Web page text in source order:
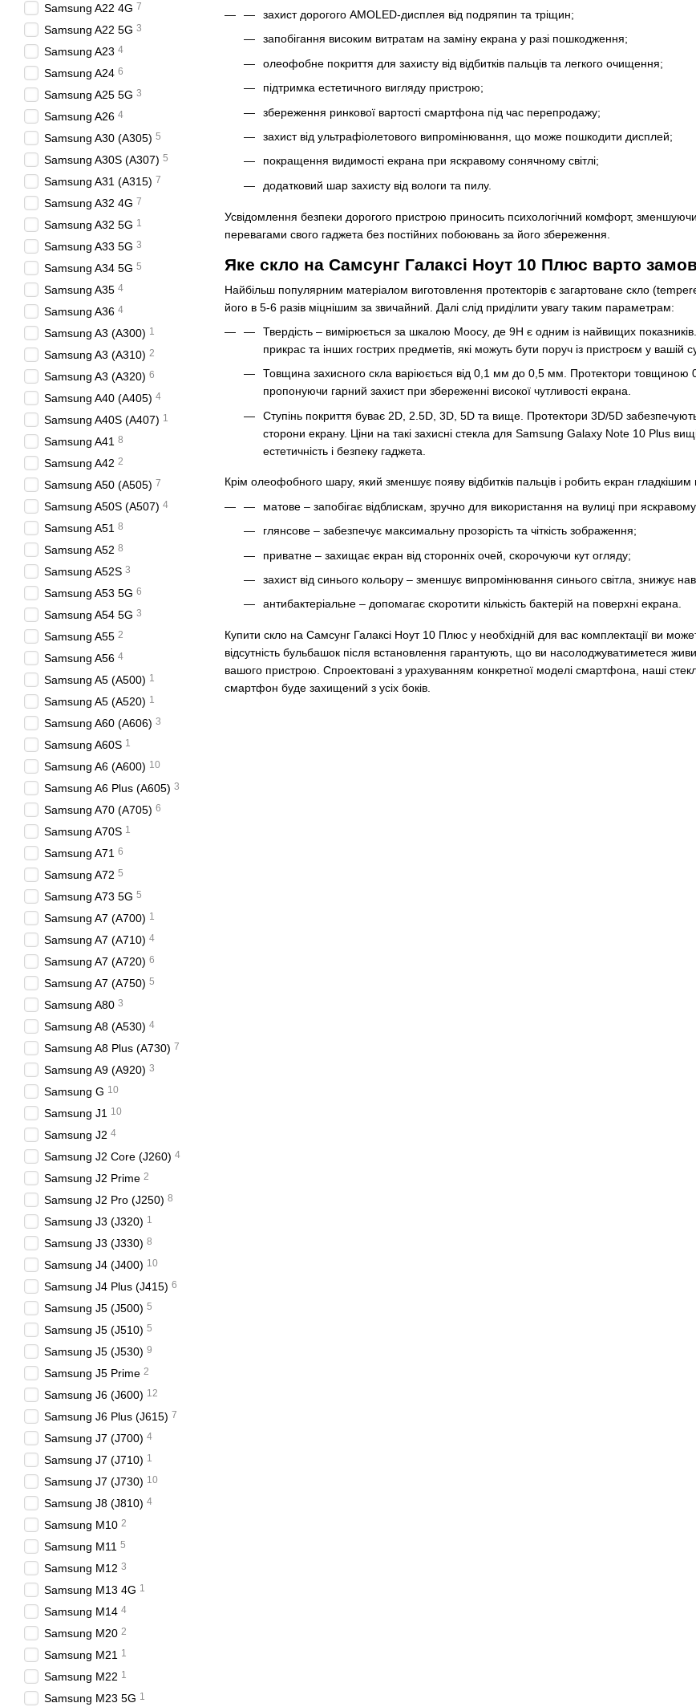
захист дорогого AMOLED-дисплея від подряпин та тріщин;
запобігання високим витратам на заміну екрана у разі пошкодження;
олеофобне покриття для захисту від відбитків пальців та легкого очищення;
підтримка естетичного вигляду пристрою;
збереження ринкової вартості смартфона під час перепродажу;
захист від ультрафіолетового випромінювання, що може пошкодити дисплей;
покращення видимості екрана при яскравому сонячному світлі;
додатковий шар захисту від вологи та пилу.
Усвідомлення безпеки дорогого пристрою приносить психологічний комфорт,
перевагами свого гаджета без постійних побоювань за його збереження.
Яке скло на Самсунг Галаксі Ноут 10 Плюс варто
Найбільш популярним матеріалом виготовлення протекторів є загартоване скло
його в 5-6 разів міцнішим за звичайний. Далі слід приділити увагу таким параметрам:
Твердість – вимірюється за шкалою Моосу, де 9H є одним із найвищих
прикрас та інших гострих предметів, які можуть бути поруч із пристроєм у вашій
Товщина захисного скла варіюється від 0,1 мм до 0,5 мм. Протектори товщиною
пропонуючи гарний захист при збереженні високої чутливості екрана.
Ступінь покриття буває 2D, 2.5D, 3D, 5D та вище. Протектори 3D/5D
сторони екрану. Ціни на такі захисні стекла для Samsung Galaxy Note 10 Plus
естетичність і безпеку гаджета.
Крім олеофобного шару, який зменшує появу відбитків пальців і робить екран
матове – запобігає відблискам, зручно для використання на вулиці при яскравому
глянсове – забезпечує максимальну прозорість та чіткість зображення;
приватне – захищає екран від сторонніх очей, скорочуючи кут огляду;
захист від синього кольору – зменшує випромінювання синього світла, знижує
антибактеріальне – допомагає скоротити кількість бактерій на поверхні екрана.
Купити скло на Самсунг Галаксі Ноут 10 Плюс у необхідній для вас комплектації ви
відсутність бульбашок після встановлення гарантують, що ви насолоджуватиметеся
вашого пристрою. Спроектовані з урахуванням конкретної моделі смартфона, наші
смартфон буде захищений з усіх боків.
Samsung A22 4G 7
Samsung A22 5G 3
Samsung A23 4
Samsung A24 6
Samsung A25 5G 3
Samsung A26 4
Samsung A30 (A305) 5
Samsung A30S (A307) 5
Samsung A31 (A315) 7
Samsung A32 4G 7
Samsung A32 5G 1
Samsung A33 5G 3
Samsung A34 5G 5
Samsung A35 4
Samsung A36 4
Samsung A3 (A300) 1
Samsung A3 (A310) 2
Samsung A3 (A320) 6
Samsung A40 (A405) 4
Samsung A40S (A407) 1
Samsung A41 8
Samsung A42 2
Samsung A50 (A505) 7
Samsung A50S (A507) 4
Samsung A51 8
Samsung A52 8
Samsung A52S 3
Samsung A53 5G 6
Samsung A54 5G 3
Samsung A55 2
Samsung A56 4
Samsung A5 (A500) 1
Samsung A5 (A520) 1
Samsung A60 (A606) 3
Samsung A60S 1
Samsung A6 (A600) 10
Samsung A6 Plus (A605) 3
Samsung A70 (A705) 6
Samsung A70S 1
Samsung A71 6
Samsung A72 5
Samsung A73 5G 5
Samsung A7 (A700) 1
Samsung A7 (A710) 4
Samsung A7 (A720) 6
Samsung A7 (A750) 5
Samsung A80 3
Samsung A8 (A530) 4
Samsung A8 Plus (A730) 7
Samsung A9 (A920) 3
Samsung G 10
Samsung J1 10
Samsung J2 4
Samsung J2 Core (J260) 4
Samsung J2 Prime 2
Samsung J2 Pro (J250) 8
Samsung J3 (J320) 1
Samsung J3 (J330) 8
Samsung J4 (J400) 10
Samsung J4 Plus (J415) 6
Samsung J5 (J500) 5
Samsung J5 (J510) 5
Samsung J5 (J530) 9
Samsung J5 Prime 2
Samsung J6 (J600) 12
Samsung J6 Plus (J615) 7
Samsung J7 (J700) 4
Samsung J7 (J710) 1
Samsung J7 (J730) 10
Samsung J8 (J810) 4
Samsung M10 2
Samsung M11 5
Samsung M12 3
Samsung M13 4G 1
Samsung M14 4
Samsung M20 2
Samsung M21 1
Samsung M22 1
Samsung M23 5G 1